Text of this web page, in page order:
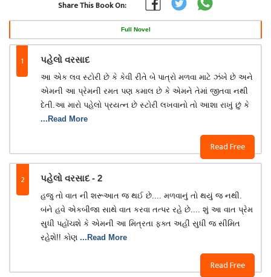
Share This Book On:
Full Novel
1 પહેલો વરસાદ
Read Free
આ એક લવ સ્ટોરી છે કે કેવી રીતે બે પાત્રો મળવા માટે ઝંખે છે અને
એમની આ પ્રેમની રમત પણ કમાલ છે કે એમને તેમાં જીતવા નથી
દેતી.આ મારો પહેલો પ્રયત્ન છે સ્ટોરી લખવાનો તો આશા રાખું છું કે
...Read More
2 પહેલો વરસાદ - 2
Read Free
હજુ તો વાત ની શરૂઆત જ થઈ છે.... મળવાનું તો થયું જ નથી.
બંને હવે એકબીજા સાથે વાત કરવા તત્પર રહે છે.... શું આ વાત પ્રેમ
સુધી પહોંચશે કે એમની આ મિત્રતા ફક્ત અહીં સુધી જ સીમિત
રહેશે!! કોણ ...Read More